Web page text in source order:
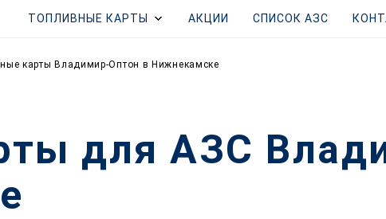
ТОПЛИВНЫЕ КАРТЫ АКЦИИ СПИСОК АЗС
карты Владимир-Оптон в Нижнекамске
для АЗС